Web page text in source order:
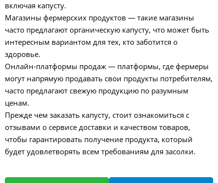
включая капусту.
Магазины фермерских продуктов — такие магазины
часто предлагают органическую капусту, что может быть
интересным вариантом для тех, кто заботится о
здоровье.
Онлайн-платформы продаж — платформы, где фермеры
могут напрямую продавать свои продукты потребителям,
часто предлагают свежую продукцию по разумным
ценам.
Прежде чем заказать капусту, стоит ознакомиться с
отзывами о сервисе доставки и качеством товаров,
чтобы гарантировать получение продукта, который
будет удовлетворять всем требованиям для засолки.